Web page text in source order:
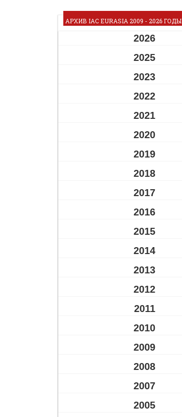
АРХИВ IAC EURASIA 2009 - 2026 ГОДЫ
2026
2025
2023
2022
2021
2020
2019
2018
2017
2016
2015
2014
2013
2012
2011
2010
2009
2008
2007
2005